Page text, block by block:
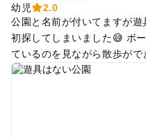
幼児
2.0
公園と名前が付いてますが
初探してしまいました😅 ボ
ているのを見ながら散歩がで
✨ 春はお花見ができ、夏は